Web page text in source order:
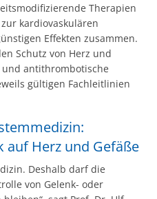
Therapien
kardiovaskulären
Effekten zusammen.
Schutz von Herz und
antithrombotische
gültigen Fachleitlinien
auf Herz und Gefäße
Deshalb darf die
von Gelenk- oder